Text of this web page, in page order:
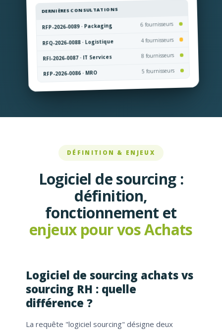
DERNIÈRES CONSULTATIONS
RFP-2026-0089 · Packaging 6 fournisseurs
RFQ-2026-0088 · Logistique 4 fournisseurs
RFI-2026-0087 · IT Services 8 fournisseurs
RFP-2026-0086 · MRO 5 fournisseurs
DÉFINITION & ENJEUX
Logiciel de sourcing :
définition,
fonctionnement et
enjeux pour vos Achats
Logiciel de sourcing achats vs
sourcing RH : quelle
différence ?
La requête "logiciel sourcing" désigne deux